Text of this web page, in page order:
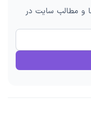
و مطالب سایت در